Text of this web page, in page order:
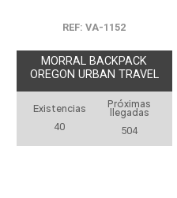
REF: VA-1152
MORRAL BACKPACK
OREGON URBAN TRAVEL
Existencias
40
Próximas
llegadas
504